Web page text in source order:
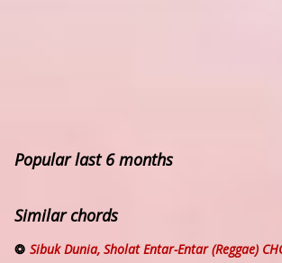
Popular last 6 months
Similar chords
Sibuk Dunia, Sholat Entar-Entar (Reggae)